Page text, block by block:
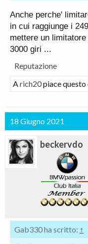
Impossibile
al medesimo
Anche perche'
in cui raggiunge i
mettere un
3000 giri ...
Reputazione
Arich20piace questo
18 Giugno 2021
beckervdo
Gab330 ha scritto: ↑